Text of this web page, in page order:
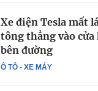
Ô TÔ - XE MÁY
Xe điện Tesla mất
tông thẳng vào
bên đường